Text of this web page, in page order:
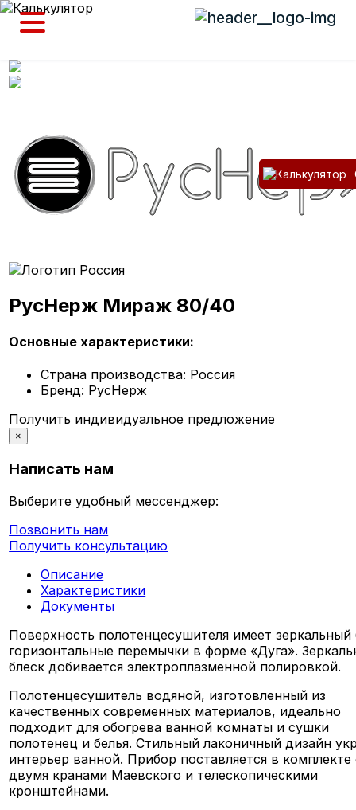
РусНерж Мираж 80/40
Основные характеристики:
Страна производства: Россия
Бренд: РусНерж
Получить индивидуальное предложение
×
Написать нам
Выберите удобный мессенджер:
Позвонить нам
Получить консультацию
Описание
Характеристики
Документы
Поверхность полотенцесушителя имеет зеркальный
горизонтальные перемычки в форме «Дуга».
блеск добивается электроплазменной полировкой.
Полотенцесушитель водяной, изготовленный из
качественных современных материалов, идеально
подходит для обогрева ванной комнаты и сушки
полотенец и белья. Стильный лаконичный дизайн
интерьер ванной. Прибор поставляется в комплекте
двумя кранами Маевского и телескопическими
кронштейнами.